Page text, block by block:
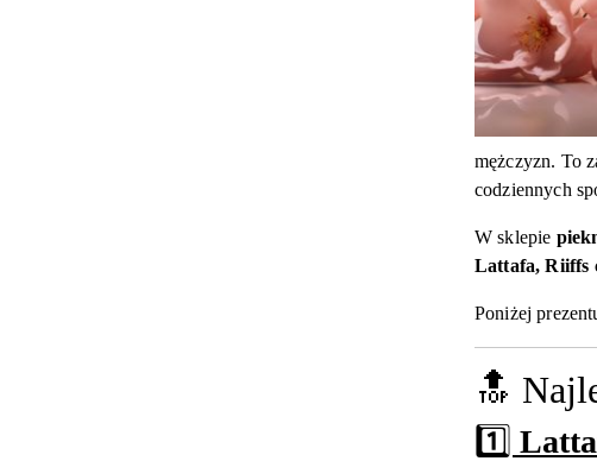
mężczyzn. To
codziennych
W sklepie
Lattafa, Riiffs
Poniżej
🔝
1️⃣